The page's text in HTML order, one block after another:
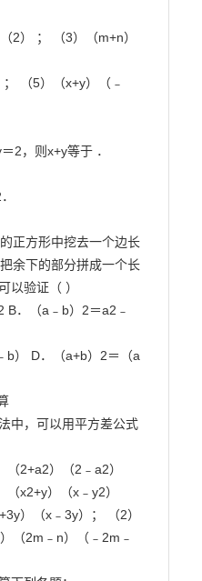
2） ； （3）（m+n）
（5）（x+y）（﹣
2，则x+y等于 ．
正方形中挖去一个边长
余下的部分拼成一个长
以验证（ ）
B．（a﹣b）2＝a2﹣
） D．（a+b）2＝（a
中，可以用平方差公式
2+a2）（2﹣a2）
x2+y）（x﹣y2）
）（x﹣3y）； （2）
（2m﹣n）（﹣2m﹣